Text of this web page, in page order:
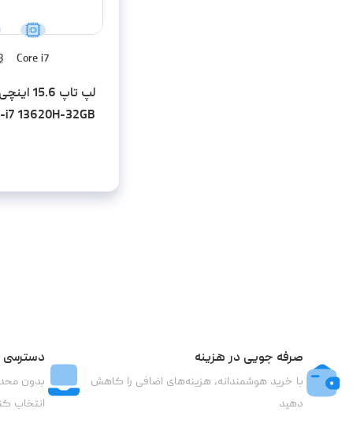
Core i7
لپ تاپ
i7 13620H-32GB
صرفه جویی در هزینه
با خرید هوشمندانه، هزینه‌های اضافی را کاهش
دهید
دسترسی
بدون
انتخاب